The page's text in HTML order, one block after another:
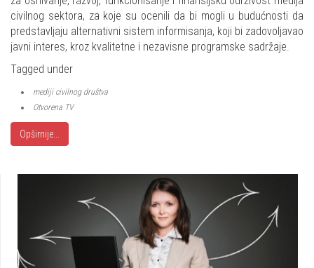
civilnog sektora, za koje su ocenili da bi mogli u budućnosti da
predstavljaju alternativni sistem informisanja, koji bi zadovoljavao
javni interes, kroz kvalitetne i nezavisne programske sadržaje.
Tagged under
mediji civilnog društva
Otvorena TV
Opširnije...